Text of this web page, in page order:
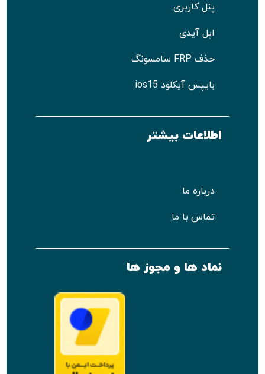
پنل کاربری
اپل آیدی
حذف FRP سامسونگ
بایپس آیکلود ios15
اطلاعات بیشتر
درباره ما
تماس با ما
نماد ها و مجوز ها